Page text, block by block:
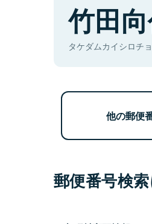
竹田
タケダムカイシロチ
他の郵便
郵便番号検